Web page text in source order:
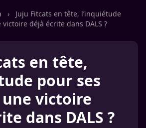
›
Juju Fitcats en tête, l’inquiétude
déjà écrite dans DALS ?
en tête,
pour ses
victoire
dans DALS ?